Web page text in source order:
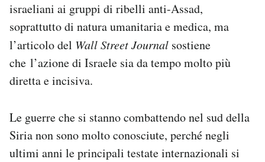
israeliani ai gruppi di ribelli anti-Assad,
soprattutto di natura umanitaria e medica, ma
l’articolo del Wall Street Journal sostiene
che l’azione di Israele sia da tempo molto più
diretta e incisiva.
Le guerre che si stanno combattendo nel sud della
Siria non sono molto conosciute, perché negli
ultimi anni le principali testate internazionali si